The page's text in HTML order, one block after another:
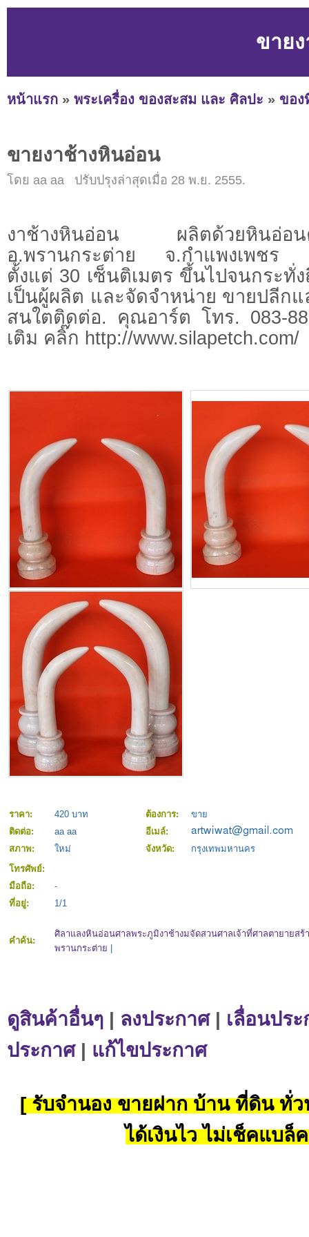
ขาย
หน้าแรก » พระเครื่อง ของสะสม และ ศิลปะ » ของ
ขายงาช้างหินอ่อน
โดย aa aa ปรับปรุงล่าสุดเมื่อ 28 พ.ย. 2555.
งาช้างหินอ่อน ผลิตด้วยหิน
อ.พรานกระต่าย จ.กำแพงเพชร
ตั้งแต่ 30 เซ็นติเมตร ขึ้นไปจนกระทั่ง
เป็นผู้ผลิต และจัดจำหน่าย ขายปลีกแ
สนใตติดต่อ. คุณอาร์ต โทร. 083-
เติม คลิ๊ก http://www.silapetch.com/
ราคา: 420 บาท ต้องการ:
ขาย
ติดต่อ:
aa aa
อีเมล์:
สภาพ:
ใหม่ จังหวัด:
กรุงเทพมหานคร
โทรศัพย์:
มือถือ:
-
ที่อยู่:
1/1
คำค้น:
ศิลาแลงหินอ่อนศาลพระภูมิงาช้างมจัดสวนศาลเจ้าที่ศาลตายายสร้
พรานกระต่าย
ดูสินค้าอื่นๆ | ลงประกาศ| เลื่อนปร
ประกาศ| แก้ไขประกาศ
[ รับจำนอง ขายฝาก บ้าน ที่ดิน ทั่ว
ได้เงินไว ไม่เช็คแบล็